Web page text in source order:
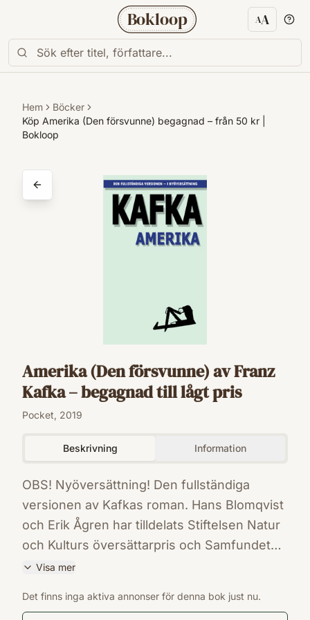
Bokloop AA
Hem
Böcker
Köp Amerika (Den försvunne) begagnad – från 50 kr |
Bokloop
Amerika (Den försvunne) av Franz
Kafka – begagnad till lågt pris
Pocket, 2019
Beskrivning Information
OBS! Nyöversättning! Den fullständiga
versionen av Kafkas roman. Hans Blomqvist
och Erik Ågren har tilldelats Stiftelsen Natur
och Kulturs översättarpris och Samfundet
De Nios översättarpris för sitt arbete med
försvunne) är berättelsen om pojken Karl
Visa mer
9789171370259
Det finns inga aktiva annonser för denna bok just nu.